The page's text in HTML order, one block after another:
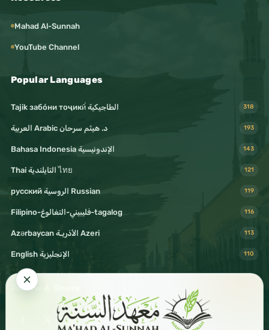
Mahad Al-Sunnah
YouTube Channel
Popular Languages
Tajik забо́ни тоҷикӣ́ الطاجيكية 318
د. هيثم سرحان Arabic العربية 193
Bahasa Indonesia الإندونيسية 143
Thai التايلندية ไทย 121
русский الروسية Russian 119
Filipino-فليبيني-التغالوغ-tagalog 116
Azərbaycan الأذريـة Azeri 113
English الإنجليزية 110
Follow & Share